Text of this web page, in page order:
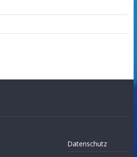
Datenschutz